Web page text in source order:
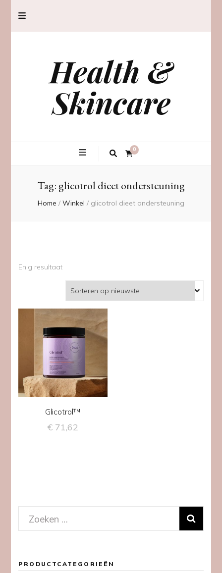
Health &
Skincare
0
Tag: glicotrol dieet ondersteuning
Home / Winkel / glicotrol dieet ondersteuning
Enig resultaat
Glicotrol™
€71,62
Zoeken
naar:
PRODUCTCATEGORIEËN